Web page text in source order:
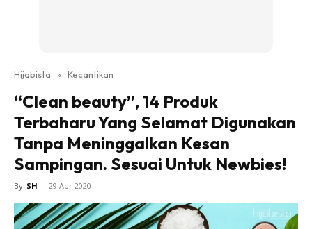
Hijabista » Kecantikan
“Clean beauty”, 14 Produk
Terbaharu Yang Selamat Digunakan
Tanpa Meninggalkan Kesan
Sampingan. Sesuai Untuk Newbies!
By SH - 29 Apr 2020